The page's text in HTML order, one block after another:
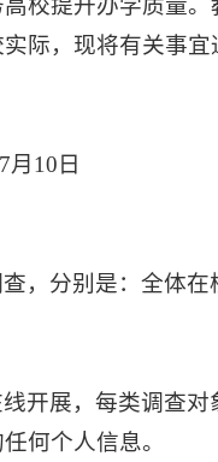
校提升办学质量
际，现将有关事宜
10日
，分别是：全体
开展，每类调查
何个人信息。